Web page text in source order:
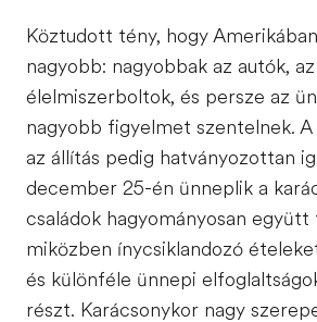
Köztudott tény, hogy
nagyobb: nagyobbak az autók, az
élelmiszerboltok, és persze az
nagyobb figyelmet szentelnek. A
az állítás pedig hatványozottan
december 25-én ünneplik a
családok hagyományosan együtt
miközben ínycsiklandozó
és különféle ünnepi
részt. Karácsonykor nagy